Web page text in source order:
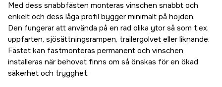
Med dess snabbfästen monteras vinschen snabbt och
enkelt och dess låga profil bygger minimalt på höjden.
Den fungerar att använda på en rad olika ytor så som t.ex.
uppfarten, sjösättningsrampen, trailergolvet eller liknande.
Fästet kan fastmonteras permanent och vinschen
installeras när behovet finns om så önskas för en ökad
säkerhet och trygghet.